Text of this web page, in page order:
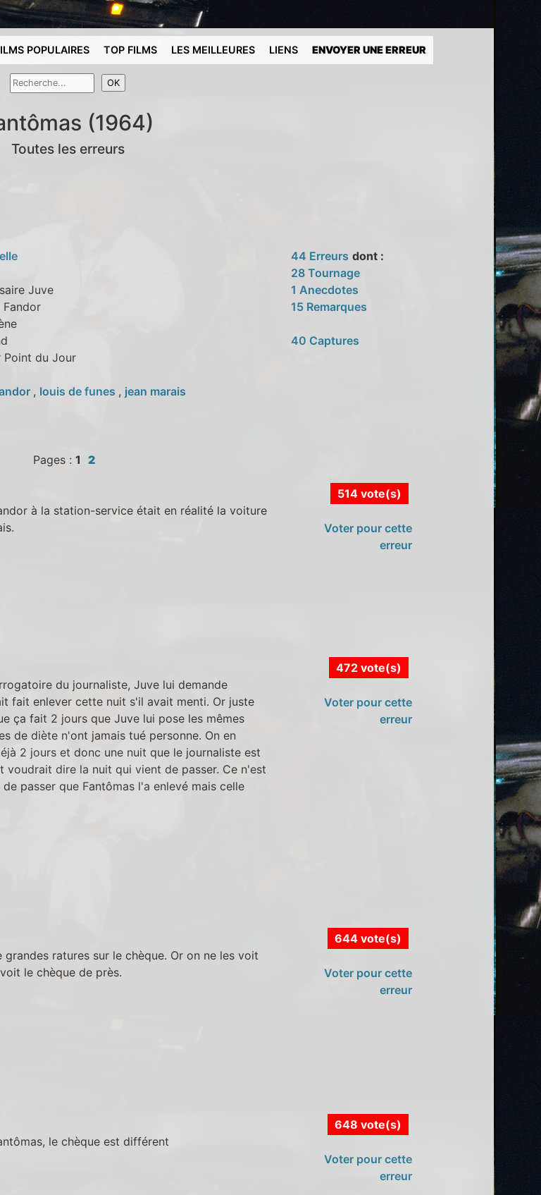
POPULAIRES TOP FILMS LES MEILLEURES LIENS ENVOYER UNE ERREUR
(1964)
Toutes les erreurs
Juve
Fandor
Point du Jour
, louis de funes , jean marais
44 Erreurs dont :
28 Tournage
1 Anecdotes
15 Remarques
40 Captures
Pages : 1 2
à la station-service était en réalité la voiture
514 vote(s)
Voter pour cette
erreur
du journaliste, Juve lui demande
fait enlever cette nuit s'il avait menti. Or juste
ça fait 2 jours que Juve lui pose les mêmes
de diète n'ont jamais tué personne. On en
2 jours et donc une nuit que le journaliste est
voudrait dire la nuit qui vient de passer. Ce n'est
passer que Fantômas l'a enlevé mais celle
472 vote(s)
Voter pour cette
erreur
ratures sur le chèque. Or on ne les voit
le chèque de près.
644 vote(s)
Voter pour cette
erreur
le chèque est différent
648 vote(s)
Voter pour cette
erreur